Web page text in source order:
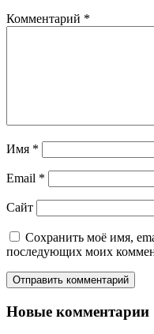
Комментарий *
Имя *
Email *
Сайт
Сохранить моё имя,
последующих моих
Новые комментарии